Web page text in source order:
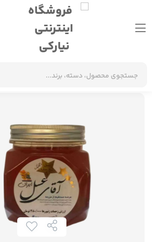
شرکتی عسل طبیعی و اورگانیک نیم کیلویی